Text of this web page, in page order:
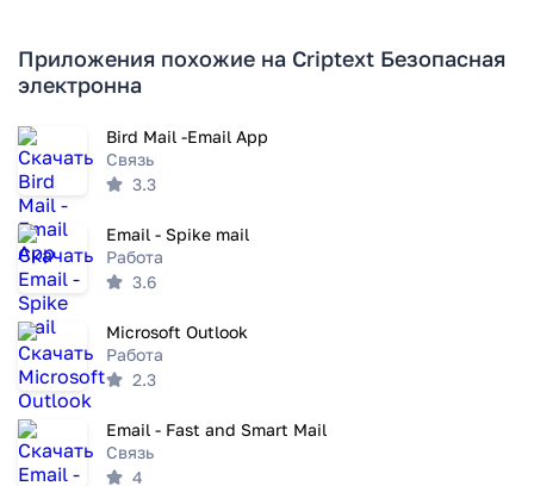
Приложения похожие на Criptext Безопасная
электронна
Bird Mail -Email App
Связь
3.3
Email - Spike mail
Работа
3.6
Microsoft Outlook
Работа
2.3
Email - Fast and Smart Mail
Связь
4